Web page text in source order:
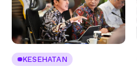
KESEHATAN